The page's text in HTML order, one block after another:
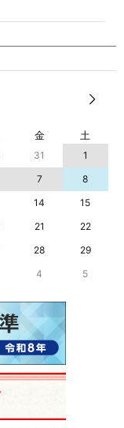
金 土
31
1
7
8
14
15
21
22
28
29
4 5